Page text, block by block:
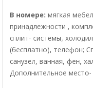
В номере: мягкая
принадлежности ,
сплит- системы,
(бесплатно), телефон;
санузел, ванная, фен,
Дополнительное место-